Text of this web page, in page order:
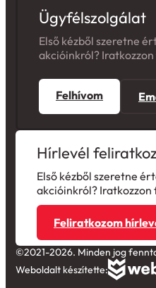
Ügyfélszolgálat
Első kézből szeretne
akcióinkról?
Felhívom
Hírlevél
Első kézből szeretne
akcióinkról?
Feliratkozom
©2021-2026. Minden jog
Weboldalt készítette: